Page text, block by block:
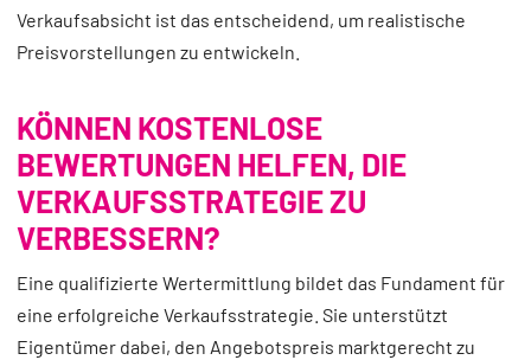
Verkaufsabsicht ist das entscheidend, um realistische
Preisvorstellungen zu entwickeln.
KÖNNEN KOSTENLOSE
BEWERTUNGEN HELFEN, DIE
VERKAUFSSTRATEGIE ZU
VERBESSERN?
Eine qualifizierte Wertermittlung bildet das Fundament für
eine erfolgreiche Verkaufsstrategie. Sie unterstützt
Eigentümer dabei, den Angebotspreis marktgerecht zu